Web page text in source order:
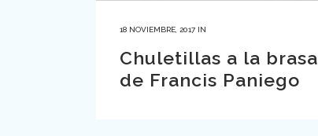
18 NOVIEMBRE, 2017 IN
Chuletillas a la brasa
de Francis Paniego